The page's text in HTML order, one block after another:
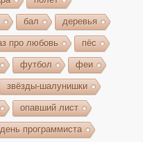
бал деревья
про любовь пёс
футбол феи
звёзды-шалунишки
опавший лист
день программиста